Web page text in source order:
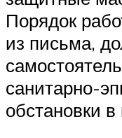
Порядок
из письма,
санитарно-
обстановки в